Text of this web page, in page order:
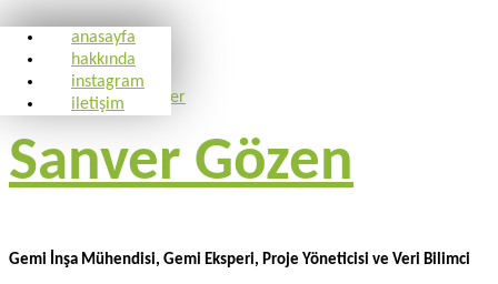
anasayfa
hakkında
instagram
iletişim
Sanver Gözen
Gemi İnşa Mühendisi, Gemi Eksperi, Proje Yöneticisi ve Veri Bilimci